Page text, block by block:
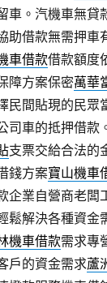
車。汽機車無貸
助借款無需押車
車借款借款額度
障方案保密萬華
民間貼現的民眾
司車的抵押借款
支票交給合法的
錢方案寶山機車
企業自營商老闆
鬆解決各種資金
機車借款需求專
戶的資金需求蘆